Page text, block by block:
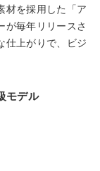
材を採用した「ア
が毎年リリースさ
仕上がりで、ビジ
モデル